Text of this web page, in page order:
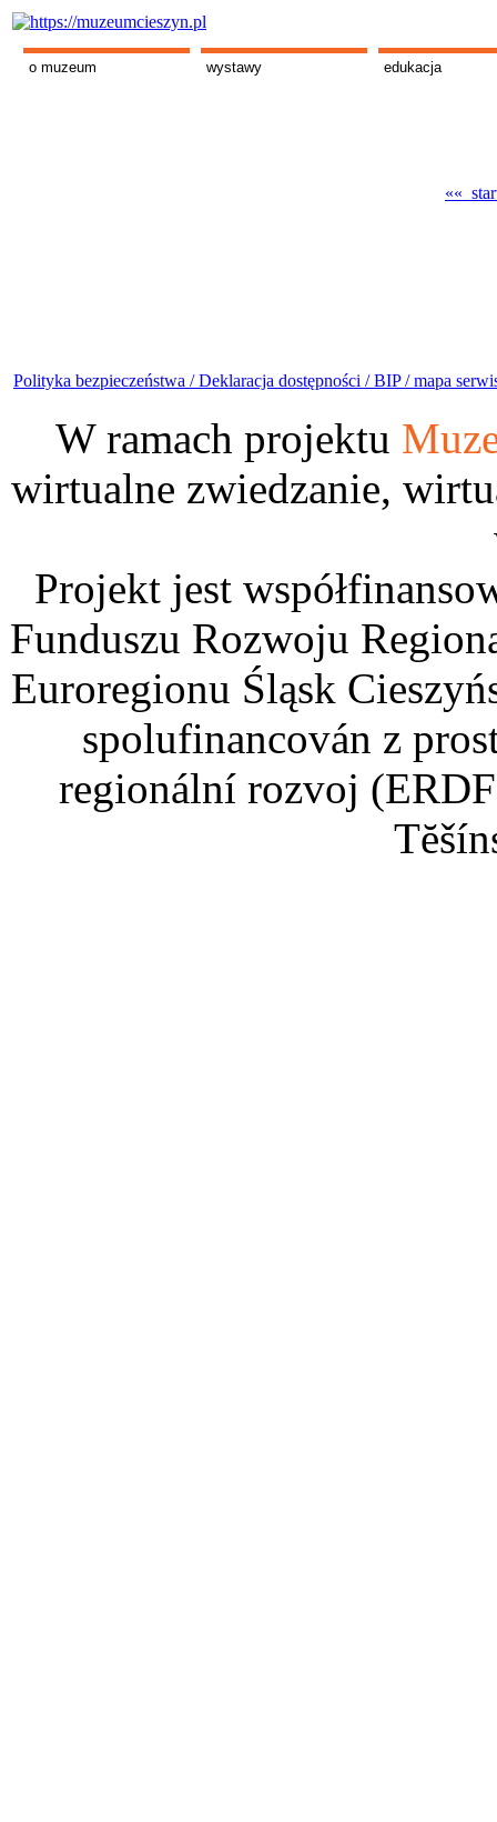
o muzeum wystawy edukacja
««
Polityka bezpieczeństwa /Deklaracja dostępności /BIP /mapa
W ramach projektu
wirtualne zwiedzanie,
Projekt jest
Funduszu Rozwoju
Euroregionu Śląsk
spolufinancován z
regionální rozvoj